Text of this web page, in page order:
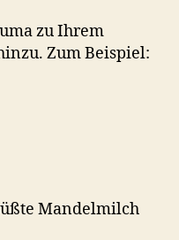
zu Ihrem
Zum Beispiel:
Mandelmilch